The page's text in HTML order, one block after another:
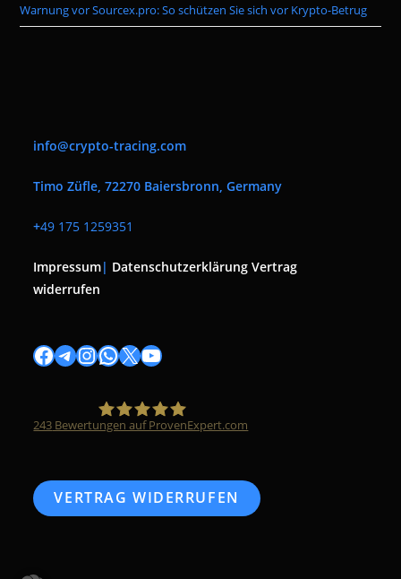
Warnung vor Sourcex.pro: So schützen Sie sich vor Krypto-Betrug
info@crypto-tracing.com
Timo Züfle, 72270 Baiersbronn, Germany
+49 175 1259351
Impressum| Datenschutzerklärung Vertrag
widerrufen
Facebook
Telegram
Instagram
WhatsApp
X YouTube
243 Bewertungen auf ProvenExpert.com
VERTRAG WIDERRUFEN